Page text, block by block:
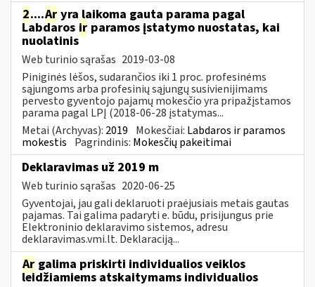
2....Ar yra laikoma gauta parama pagal
Labdaros ir paramos įstatymo nuostatas, kai
nuolatinis
Web turinio sąrašas 2019-03-08
Piniginės lėšos, sudarančios iki 1 proc. profesinėms
sąjungoms arba profesinių sąjungų susivienijimams
pervesto gyventojo pajamų mokesčio yra pripažįstamos
parama pagal LPĮ (2018-06-28 įstatymas...
Metai (Archyvas): 2019 Mokesčiai: Labdaros ir paramos
mokestis Pagrindinis: Mokesčių pakeitimai
Deklaravimas už 2019 m
Web turinio sąrašas 2020-06-25
Gyventojai, jau gali deklaruoti praėjusiais metais gautas
pajamas. Tai galima padaryti e. būdu, prisijungus prie
Elektroninio deklaravimo sistemos, adresu
deklaravimas.vmi.lt. Deklaraciją...
Ar galima priskirti individualios veiklos
leidžiamiems atskaitymams individualios